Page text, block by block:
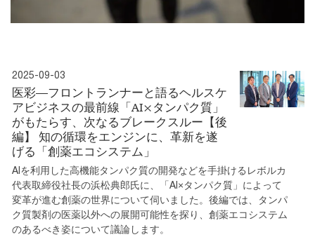
2025-09-03
医彩―フロントランナーと語るヘルスケ
アビジネスの最前線「AI×タンパク質」
がもたらす、次なるブレークスルー【後
編】 知の循環をエンジンに、革新を遂
げる「創薬エコシステム」
AIを利用した高機能タンパク質の開発などを手掛けるレボルカ
代表取締役社長の浜松典郎氏に、「AI×タンパク質」によって
変革が進む創薬の世界について伺いました。後編では、タンパ
ク質製剤の医薬以外への展開可能性を探り、創薬エコシステム
のあるべき姿について議論します。